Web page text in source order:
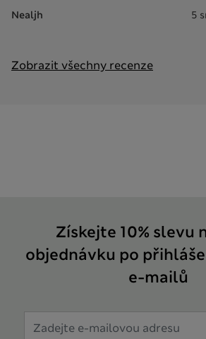
Nealjh 5
Zobrazit všechny recenze
Získejte 10% slevu
objednávku po
e-mailů